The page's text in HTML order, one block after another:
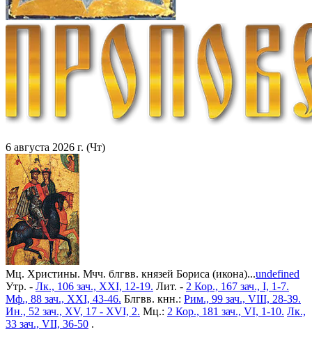
6 августа 2026 г. (Чт)
Мц. Христины. Мчч. блгвв. князей Бориса (икона)...undefined
Утр. - Лк., 106 зач., XXI, 12-19. Лит. - 2 Кор., 167 зач., I, 1-7.
Мф., 88 зач., XXI, 43-46. Блгвв. кнн.: Рим., 99 зач., VIII, 28-39.
Ин., 52 зач., XV, 17 - XVI, 2. Мц.: 2 Кор., 181 зач., VI, 1-10. Лк.,
33 зач., VII, 36-50 .